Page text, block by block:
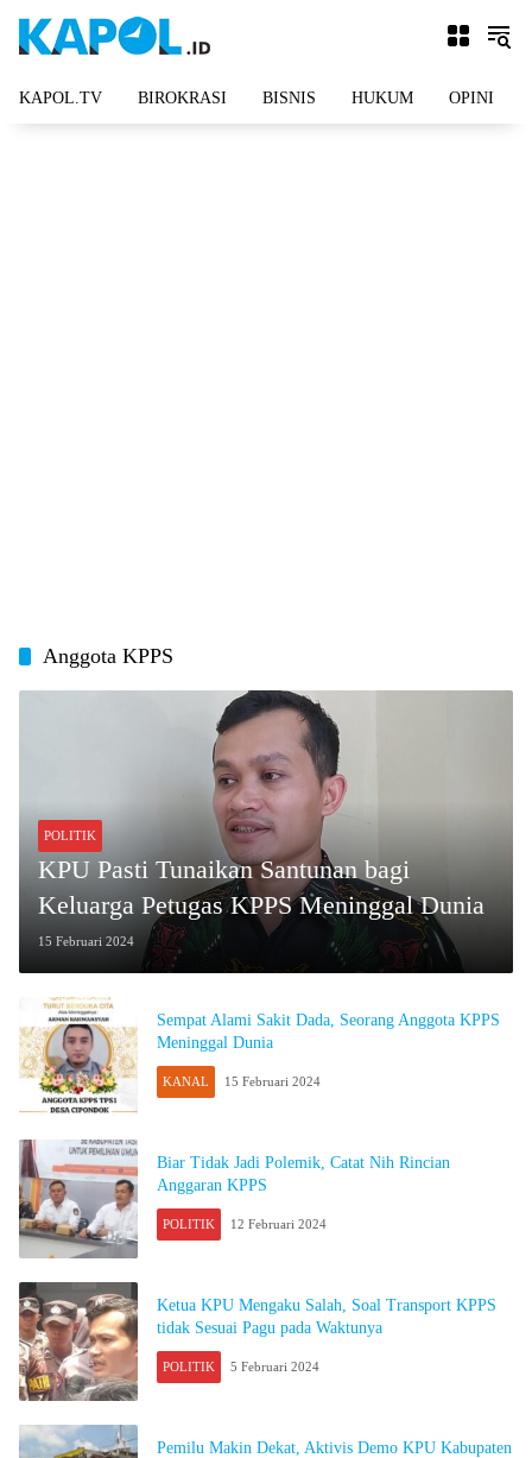
KAPOL.TV BIROKRASI BISNIS HUKUM OPINI
Anggota KPPS
POLITIK
KPU Pasti Tunaikan Santunan bagi
Keluarga Petugas KPPS Meninggal Dunia
15 Februari 2024
Sempat Alami Sakit Dada, Seorang Anggota KPPS
Meninggal Dunia
KANAL 15 Februari 2024
Biar Tidak Jadi Polemik, Catat Nih Rincian
Anggaran KPPS
POLITIK 12 Februari 2024
Ketua KPU Mengaku Salah, Soal Transport KPPS
tidak Sesuai Pagu pada Waktunya
POLITIK 5 Februari 2024
Pemilu Makin Dekat, Aktivis Demo KPU Kabupaten